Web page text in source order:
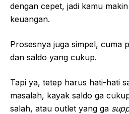
dengan cepet, jadi kamu
keuangan.
Prosesnya juga simpel, cuma
dan saldo yang cukup.
Tapi ya, tetep harus hati-hati
masalah, kayak saldo ga
salah, atau outlet yang ga